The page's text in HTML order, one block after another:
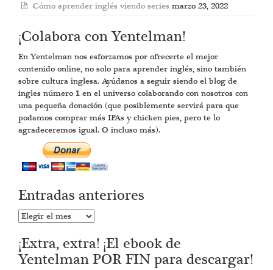
Cómo aprender inglés viendo series marzo 23, 2022
¡Colabora con Yentelman!
En Yentelman nos esforzamos por ofrecerte el mejor
contenido online, no solo para aprender inglés, sino también
sobre cultura inglesa. Ayúdanos a seguir siendo el blog de
ingles número 1 en el universo colaborando con nosotros con
una pequeña donación (que posiblemente servirá para que
podamos comprar más IPAs y chicken pies, pero te lo
agradeceremos igual. O incluso más).
Entradas anteriores
Entradas
¡Extra, extra! ¡El ebook de
Yentelman POR FIN para descargar!